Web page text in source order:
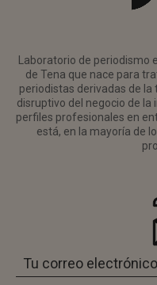
Laboratorio de periodismo
de Tena que nace para
periodistas derivadas de
disruptivo del negocio de
perfiles profesionales en
está, en la mayoría de